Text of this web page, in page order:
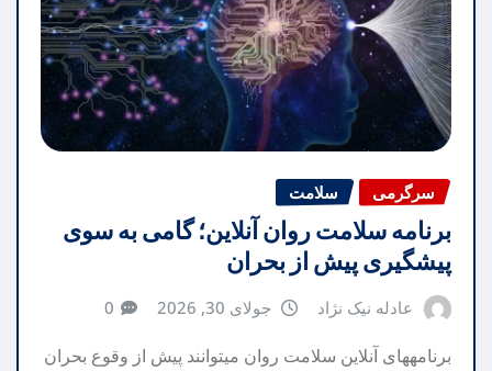
سرگرمی سلامت
برنامه سلامت روان آنلاین؛ گامی به سوی
پیشگیری پیش از بحران
عادله نیک نژاد جولای 30, 2026 0
برنامههای آنلاین سلامت روان میتوانند پیش از وقوع بحران